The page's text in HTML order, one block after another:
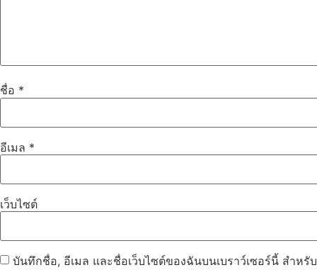
ชื่อ *
อีเมล *
เว็บไซต์
บันทึกชื่อ, อีเมล และชื่อเว็บไซต์ของฉันบนเบราว์เซอร์นี้ สำหรั